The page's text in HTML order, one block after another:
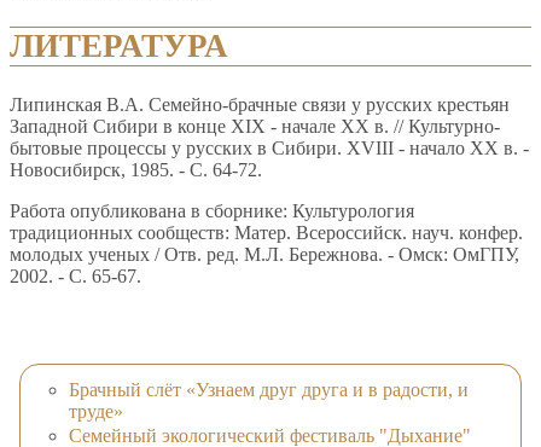
ЛИТЕРАТУРА
Липинская В.А. Семейно-брачные связи у русских крестьян
Западной Сибири в конце XIX - начале XX в. // Культурно-
бытовые процессы у русских в Сибири. XVIII - начало XX в. -
Новосибирск, 1985. - С. 64-72.
Работа опубликована в сборнике: Культурология
традиционных сообществ: Матер. Всероссийск. науч. конфер.
молодых ученых / Отв. ред. М.Л. Бережнова. - Омск: ОмГПУ,
2002. - С. 65-67.
Брачный слёт «Узнаем друг друга и в радости, и
труде»
Семейный экологический фестиваль "Дыхание"